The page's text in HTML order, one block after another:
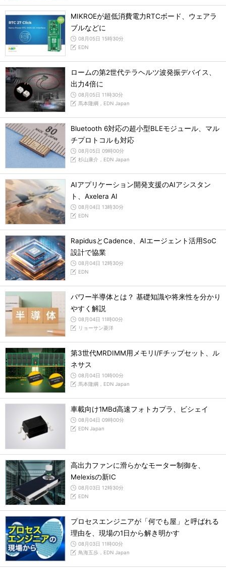
MIKROEが超低消費電力RTCボード、ウェアラ
ブルなどに
08月05日 15時30分
EDN
ロームの第2世代テラヘルツ波発振デバイス、
出力4倍に
08月05日 11時30分
馬本隆綱，EDN Japan
Bluetooth 6対応の超小型BLEモジュール、マル
チプロトコルも対応
08月05日 09時00分
杉山康介，EDN Japan
AIアプリケーション開発支援のAIアシスタン
ト、Axelera AI
08月04日 13時30分
EDN
RapidusとCadence、AIエージェント活用SoC
設計で協業
08月04日 12時30分
EDN
パワー半導体とは？ 基礎知識や将来性を分かり
やすく解説
08月04日 11時00分
リョーサン菱洋
第3世代MRDIMM用メモリI/Fチップセット、ル
ネサス
08月04日 10時00分
馬本隆綱，EDN Japan
車載向け1MBd高速フォトカプラ、ビシェイ
08月04日 09時00分
EDN Japan
高出力ファンに滑らかなモーター制御を、
Melexisの新IC
08月03日 12時30分
EDN
プロセスエンジニアが「何でも屋」と呼ばれる
理由を、現場の1日から解き明かす
08月03日 11時00分
鳥海五歩，EDN Japan